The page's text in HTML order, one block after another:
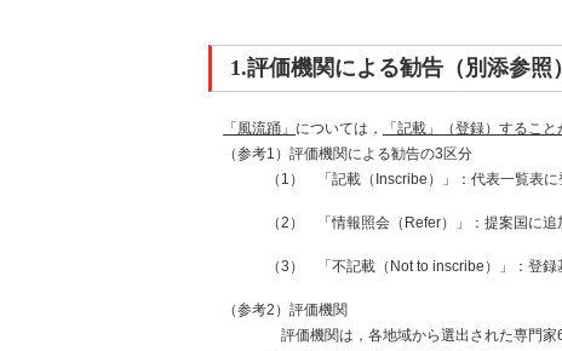
1.評価機関による勧告（別添参照）
「風流踊」 については， 「記載」（登録）するこ
（参考1）評価機関による勧告の3区分
（1）
「記載（Inscribe）」：代表一覧表に
（2） 「情報照会（Refer）」：提案国に追
（3） 「不記載（Not to inscribe）」：登録
（参考2）評価機関
評価機関は，各地域から選出された専門